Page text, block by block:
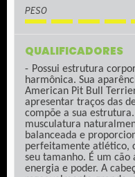
PESO
QUALIFICADORES
Possui estrutura
harmônica. Sua
American Pit Bull
apresentar traços das
compõe a sua
musculatura
balanceada e
perfeitamente atlético,
seu tamanho. É um
energia e poder. A